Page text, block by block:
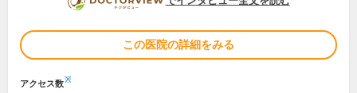
この医院の詳細をみる
アクセス数※